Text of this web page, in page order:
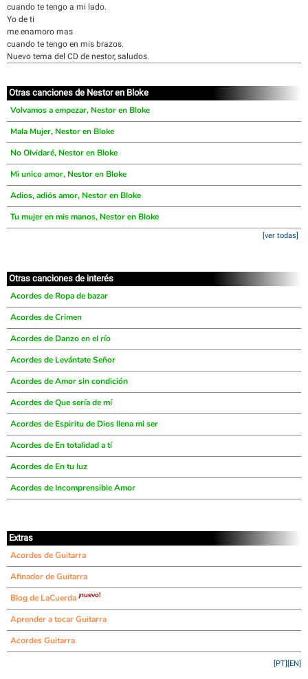
cuando te tengo a mi lado.
Yo de ti
me enamoro mas
cuando te tengo en mis brazos.
Nuevo tema del CD de nestor, saludos.
Otras canciones de Nestor en Bloke
Volvamos a empezar, Nestor en Bloke
Mala Mujer, Nestor en Bloke
No Olvidaré, Nestor en Bloke
Mi unico amor, Nestor en Bloke
Adios, adiós amor, Nestor en Bloke
Tu mujer en mis manos, Nestor en Bloke
[ver todas]
Otras canciones de interés
Acordes de Ropa de bazar
Acordes de Crimen
Acordes de Danzo en el río
Acordes de Levántate Señor
Acordes de Amor sin condición
Acordes de Que sería de mí
Acordes de Espiritu de Dios llena mi ser
Acordes de En totalidad a tí
Acordes de En tu luz
Acordes de Incomprensible Amor
Extras
Acordes de Guitarra
Afinador de Guitarra
Blog de LaCuerda ¡nuevo!
Aprender a tocar Guitarra
Acordes Guitarra
[EN]
[PT]